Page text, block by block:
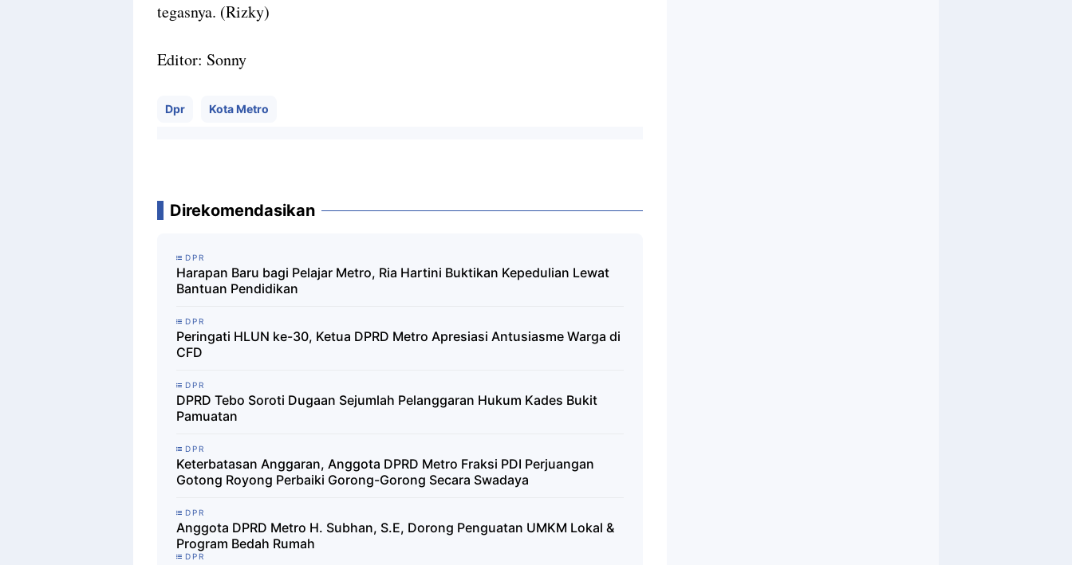
tegasnya. (Rizky)
Editor: Sonny
Dpr Kota Metro
Direkomendasikan
DPR
Harapan Baru bagi Pelajar Metro, Ria Hartini Buktikan Kepedulian Lewat
Bantuan Pendidikan
DPR
Peringati HLUN ke-30, Ketua DPRD Metro Apresiasi Antusiasme Warga di
CFD
DPR
DPRD Tebo Soroti Dugaan Sejumlah Pelanggaran Hukum Kades Bukit
Pamuatan
DPR
Keterbatasan Anggaran, Anggota DPRD Metro Fraksi PDI Perjuangan
Gotong Royong Perbaiki Gorong-Gorong Secara Swadaya
DPR
‎Anggota DPRD Metro H. Subhan, S.E, Dorong Penguatan UMKM Lokal &
Program Bedah Rumah
DPR